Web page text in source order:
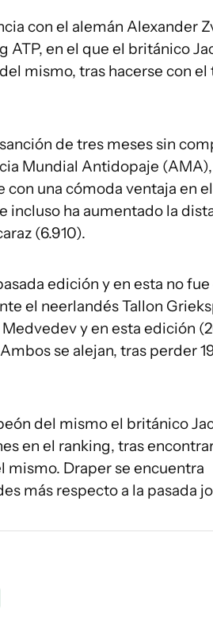
con el alemán Alexander
ATP, en el que el británico
mismo, tras hacerse con
de tres meses sin
Mundial Antidopaje
una cómoda ventaja en el
incluso ha aumentado la
(6.910).
edición y en esta no fue
el neerlandés Tallon
y en esta edición
se alejan, tras perder
del mismo el británico
en el ranking, tras
mismo. Draper se encuentra
más respecto a la pasada